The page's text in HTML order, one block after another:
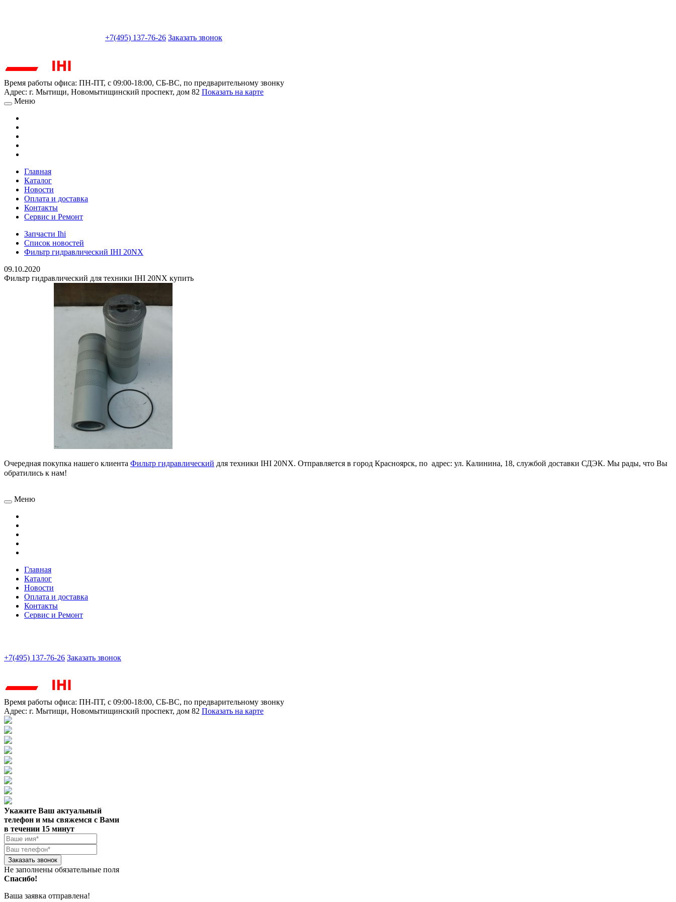
+7(495) 137-76-26 Заказать звонок
Время работы офиса: ПН-ПТ, с 09:00-18:00, СБ-ВС, по предварительному звонку
Адрес: г. Мытищи, Новомытищинский проспект, дом 82 Показать на карте
Меню
Главная
Каталог
Новости
Оплата и доставка
Контакты
Сервис и Ремонт
Запчасти Ihi
Список новостей
Фильтр гидравлический IHI 20NX
09.10.2020
Фильтр гидравлический для техники IHI 20NX купить
Очередная покупка нашего клиента Фильтр гидравлический для техники IHI 20NX. Отправляется в город Красноярск, по адрес: ул. Калинина, 18, службой доставки СДЭК. Мы рады, что Вы
обратились к нам!
Меню
Главная
Каталог
Новости
Оплата и доставка
Контакты
Сервис и Ремонт
+7(495) 137-76-26 Заказать звонок
Время работы офиса: ПН-ПТ, с 09:00-18:00, СБ-ВС, по предварительному звонку
Адрес: г. Мытищи, Новомытищинский проспект, дом 82 Показать на карте
Укажите Ваш актуальный
телефон и мы свяжемся с Вами
в течении 15 минут
Заказать звонок
Не заполнены обязательные поля
Спасибо!
Ваша заявка отправлена!